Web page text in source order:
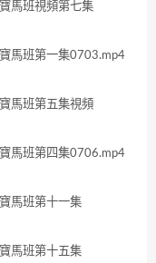
馬班視頻第七集
馬班第一集0703.mp4
馬班第五集視頻
馬班第四集0706.mp4
馬班第十一集
馬班第十五集